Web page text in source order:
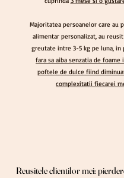
Majoritatea persoanelor care au
alimentar personalizat, au
greutate intre 3-5 kg pe luna, in
fara sa aiba senzatia de foame
poftele de dulce fiind
complexitatii fiecarei
Reusitele clientilor mei:
Reusitele clientilor mei: